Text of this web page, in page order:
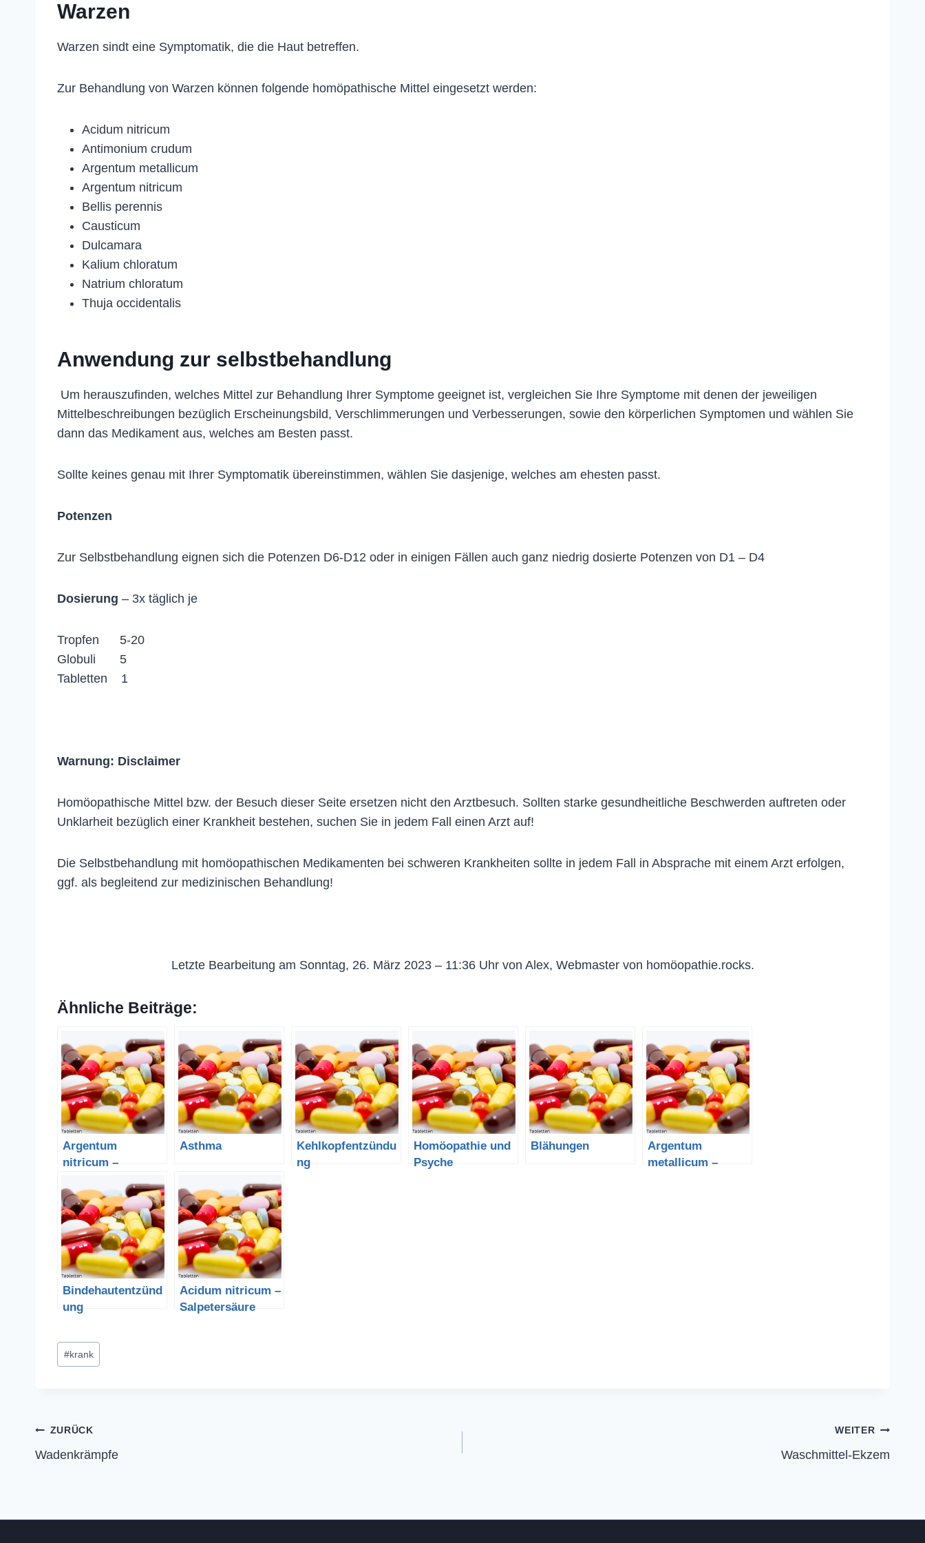
Warzen
Warzen sindt eine Symptomatik, die die Haut betreffen.
Zur Behandlung von Warzen können folgende homöpathische Mittel eingesetzt werden:
Acidum nitricum
Antimonium crudum
Argentum metallicum
Argentum nitricum
Bellis perennis
Causticum
Dulcamara
Kalium chloratum
Natrium chloratum
Thuja occidentalis
Anwendung zur selbstbehandlung
Um herauszufinden, welches Mittel zur Behandlung Ihrer Symptome geeignet ist, vergleichen Sie Ihre Symptome mit denen der jeweiligen
Mittelbeschreibungen bezüglich Erscheinungsbild, Verschlimmerungen und Verbesserungen, sowie den körperlichen Symptomen und wählen Sie
dann das Medikament aus, welches am Besten passt.
Sollte keines genau mit Ihrer Symptomatik übereinstimmen, wählen Sie dasjenige, welches am ehesten passt.
Potenzen
Zur Selbstbehandlung eignen sich die Potenzen D6-D12 oder in einigen Fällen auch ganz niedrig dosierte Potenzen von D1 – D4
Dosierung – 3x täglich je
Tropfen 5-20
Globuli 5
Tabletten 1
Warnung: Disclaimer
Homöopathische Mittel bzw. der Besuch dieser Seite ersetzen nicht den Arztbesuch. Sollten starke gesundheitliche Beschwerden auftreten oder
Unklarheit bezüglich einer Krankheit bestehen, suchen Sie in jedem Fall einen Arzt auf!
Die Selbstbehandlung mit homöopathischen Medikamenten bei schweren Krankheiten sollte in jedem Fall in Absprache mit einem Arzt erfolgen,
ggf. als begleitend zur medizinischen Behandlung!
Letzte Bearbeitung am Sonntag, 26. März 2023 – 11:36 Uhr von Alex, Webmaster von homöopathie.rocks.
Ähnliche Beiträge:
Argentum
nitricum –
Asthma
Kehlkopfentzündu
ng
Homöopathie und
Psyche
Blähungen
Argentum
metallicum –
Bindehautentzünd
ung
Acidum nitricum –
Salpetersäure
Schlagworte:
#krank
Beitragsnavigation
ZURÜCK
Wadenkrämpfe
WEITER
Waschmittel-Ekzem